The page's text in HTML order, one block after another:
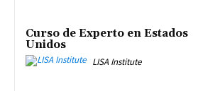
Curso de Experto en Estados
Unidos
LISA Institute